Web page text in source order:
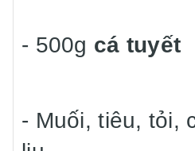
- 500g cá tuyết
- Muối, tiêu, tỏi,